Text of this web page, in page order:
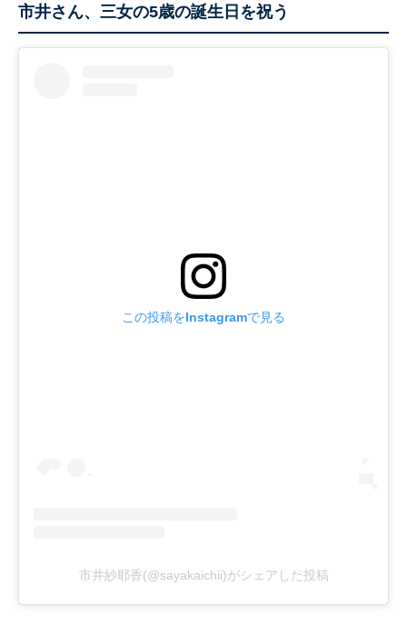
市井さん、三女の5歳の誕生日を祝う
この投稿をInstagramで見る
市井紗耶香(@sayakaichii)がシェアした投稿